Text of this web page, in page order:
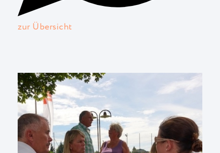
zur Übersicht